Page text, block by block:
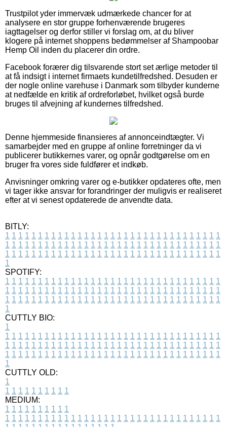
Trustpilot yder immervæk udmærkede chancer for at
analysere en stor gruppe forhenværende brugeres
iagttagelser og derfor stiller vi forslag om, at du bliver
klogere på internet shoppens bedømmelser af Shampoobar
Hemp Oil inden du placerer din ordre.
Facebook forærer dig tilsvarende stort set ærlige metoder til
at få indsigt i internet firmaets kundetilfredshed. Desuden er
der nogle online varehuse i Danmark som tilbyder kunderne
at nedfælde en kritik af ordreforløbet, hvilket også burde
bruges til afvejning af kundernes tilfredshed.
Denne hjemmeside finansieres af annonceindtægter. Vi
samarbejder med en gruppe af online forretninger da vi
publicerer butikkernes varer, og opnår godtgørelse om en
bruger fra vores side fuldfører et indkøb.
Anvisninger omkring varer og e-butikker opdateres ofte, men
vi tager ikke ansvar for forandringer der muligvis er realiseret
efter at vi senest opdaterede de anvendte data.
BITLY:
1 1 1 1 1 1 1 1 1 1 1 1 1 1 1 1 1 1 1 1 1 1 1 1 1 1 1 1 1 1 1 1 1
1 1 1 1 1 1 1 1 1 1 1 1 1 1 1 1 1 1 1 1 1 1 1 1 1 1 1 1 1 1 1 1 1
1 1 1 1 1 1 1 1 1 1 1 1 1 1 1 1 1 1 1 1 1 1 1 1 1 1 1 1 1 1 1 1 1
1
SPOTIFY:
1 1 1 1 1 1 1 1 1 1 1 1 1 1 1 1 1 1 1 1 1 1 1 1 1 1 1 1 1 1 1 1 1
1 1 1 1 1 1 1 1 1 1 1 1 1 1 1 1 1 1 1 1 1 1 1 1 1 1 1 1 1 1 1 1 1
1 1 1 1 1 1 1 1 1 1 1 1 1 1 1 1 1 1 1 1 1 1 1 1 1 1 1 1 1 1 1 1 1
1
CUTTLY BIO:
1
1 1 1 1 1 1 1 1 1 1 1 1 1 1 1 1 1 1 1 1 1 1 1 1 1 1 1 1 1 1 1 1 1
1 1 1 1 1 1 1 1 1 1 1 1 1 1 1 1 1 1 1 1 1 1 1 1 1 1 1 1 1 1 1 1 1
1 1 1 1 1 1 1 1 1 1 1 1 1 1 1 1 1 1 1 1 1 1 1 1 1 1 1 1 1 1 1 1 1
1
CUTTLY OLD:
1
1 1 1 1 1 1 1 1 1 1
MEDIUM:
1 1 1 1 1 1 1 1 1 1
1 1 1 1 1 1 1 1 1 1 1 1 1 1 1 1 1 1 1 1 1 1 1 1 1 1 1 1 1 1 1 1 1